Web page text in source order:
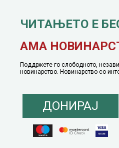
јануари, 1991 година
Понуда за политичко
Политика на инклузија |Кодекс на
ЧИТАЊЕТО Е
АМА
Поддржете го слободното,
новинарство. Новинарство со
ДОНИРАЈ